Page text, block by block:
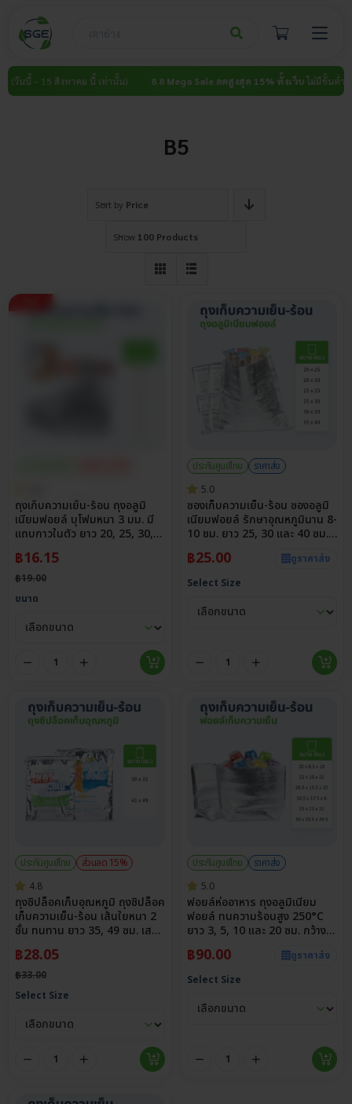
content
นนี้ – 15 สิงหาคม นี้ เท่านั้น) 8.8 Mega Sale ลดสูงสุด 15% ทั้งเว็บไม่มีขั้นต่ำ (วัน
B5
Sort by Price
Show 100 Products
ถุงเก็บความเย็น-ร้อน ถุงอลูมิ
เนียมฟอยล์ บุโฟมหนา 3 มม. มี
แถบกาวในตัว ยาว 20, 25, 30,
ซม.
฿16.15
฿19.00
ขนาด
ประกันศูนย์ไทย
ราคาส่ง
5.0
ซองเก็บความเย็น-ร้อน ซองอลูมิ
เนียมฟอยล์ รักษาอุณหภูมินาน 8-
10 ชม. ยาว 25, 30 และ 40 ซม.
฿25.00
ดูราคาส่ง
Select Size
ประกันศูนย์ไทย
ส่วนลด 15%
4.8
ถุงซิปล็อคเก็บอุณหภูมิ ถุงซิปล็อค
เก็บความเย็น-ร้อน เส้นใยหนา 2
ชั้น ทนทาน ยาว 35, 49 ซม. เสริม
฿28.05
฿33.00
Select Size
ประกันศูนย์ไทย
ราคาส่ง
5.0
ฟอยล์ห่ออาหาร ถุงอลูมิเนียม
ฟอยล์ ทนความร้อนสูง 250°C
ยาว 3, 5, 10 และ 20 ซม. กว้าง
฿90.00
ดูราคาส่ง
Select Size